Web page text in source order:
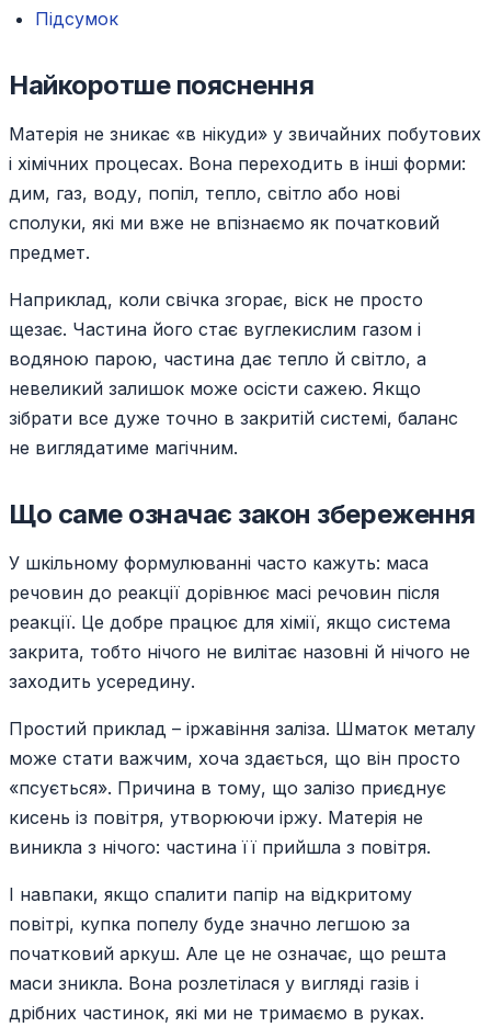
Підсумок
Найкоротше пояснення
Матерія не зникає «в нікуди» у звичайних побутових
і хімічних процесах. Вона переходить в інші форми:
дим, газ, воду, попіл, тепло, світло або нові
сполуки, які ми вже не впізнаємо як початковий
предмет.
Наприклад, коли свічка згорає, віск не просто
щезає. Частина його стає вуглекислим газом і
водяною парою, частина дає тепло й світло, а
невеликий залишок може осісти сажею. Якщо
зібрати все дуже точно в закритій системі, баланс
не виглядатиме магічним.
Що саме означає закон збереження
У шкільному формулюванні часто кажуть: маса
речовин до реакції дорівнює масі речовин після
реакції. Це добре працює для хімії, якщо система
закрита, тобто нічого не вилітає назовні й нічого не
заходить усередину.
Простий приклад – іржавіння заліза. Шматок металу
може стати важчим, хоча здається, що він просто
«псується». Причина в тому, що залізо приєднує
кисень із повітря, утворюючи іржу. Матерія не
виникла з нічого: частина її прийшла з повітря.
І навпаки, якщо спалити папір на відкритому
повітрі, купка попелу буде значно легшою за
початковий аркуш. Але це не означає, що решта
маси зникла. Вона розлетілася у вигляді газів і
дрібних частинок, які ми не тримаємо в руках.